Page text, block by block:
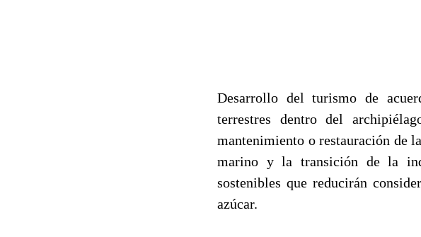
Desarrollo del turismo de
terrestres dentro del
mantenimiento o restauración de
marino y la transición de la
sostenibles que reducirán
azúcar.